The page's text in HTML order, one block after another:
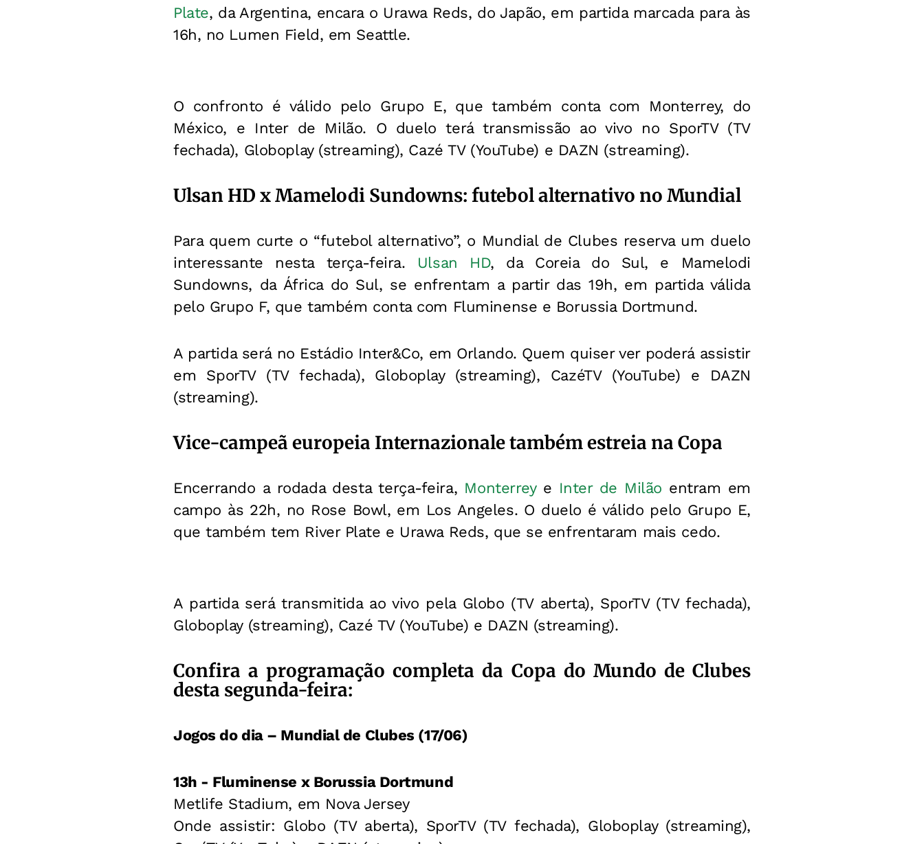
Plate, da Argentina, encara o Urawa Reds, do Japão, em partida marcada para às
16h, no Lumen Field, em Seattle.
O confronto é válido pelo Grupo E, que também conta com Monterrey, do
México, e Inter de Milão. O duelo terá transmissão ao vivo no SporTV (TV
fechada), Globoplay (streaming), Cazé TV (YouTube) e DAZN (streaming).
Ulsan HD x Mamelodi Sundowns: futebol alternativo no Mundial
Para quem curte o “futebol alternativo”, o Mundial de Clubes reserva um duelo
interessante nesta terça-feira. Ulsan HD, da Coreia do Sul, e Mamelodi
Sundowns, da África do Sul, se enfrentam a partir das 19h, em partida válida
pelo Grupo F, que também conta com Fluminense e Borussia Dortmund.
A partida será no Estádio Inter&Co, em Orlando. Quem quiser ver poderá assistir
em SporTV (TV fechada), Globoplay (streaming), CazéTV (YouTube) e DAZN
(streaming).
Vice-campeã europeia Internazionale também estreia na Copa
Encerrando a rodada desta terça-feira, Monterrey e Inter de Milão entram em
campo às 22h, no Rose Bowl, em Los Angeles. O duelo é válido pelo Grupo E,
que também tem River Plate e Urawa Reds, que se enfrentaram mais cedo.
A partida será transmitida ao vivo pela Globo (TV aberta), SporTV (TV fechada),
Globoplay (streaming), Cazé TV (YouTube) e DAZN (streaming).
Confira a programação completa da Copa do Mundo de Clubes
desta segunda-feira:
Jogos do dia – Mundial de Clubes (17/06)
13h - Fluminense x Borussia Dortmund
Metlife Stadium, em Nova Jersey
Onde assistir: Globo (TV aberta), SporTV (TV fechada), Globoplay (streaming),